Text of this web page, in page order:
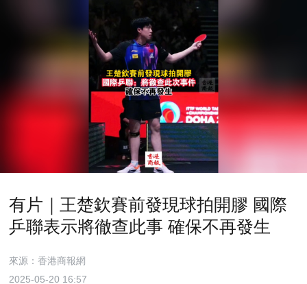
有片｜王楚欽賽前發現球拍開膠 國際
乒聯表示將徹查此事 確保不再發生
來源：香港商報網
2025-05-20 16:57